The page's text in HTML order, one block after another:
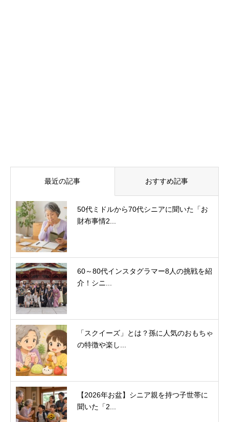
最近の記事 おすすめ記事
50代ミドルから70代シニアに聞いた「お
財布事情2...
60～80代インスタグラマー8人の挑戦を紹
介！シニ...
「スクイーズ」とは？孫に人気のおもちゃ
の特徴や楽し...
【2026年お盆】シニア親を持つ子世帯に
聞いた「2...